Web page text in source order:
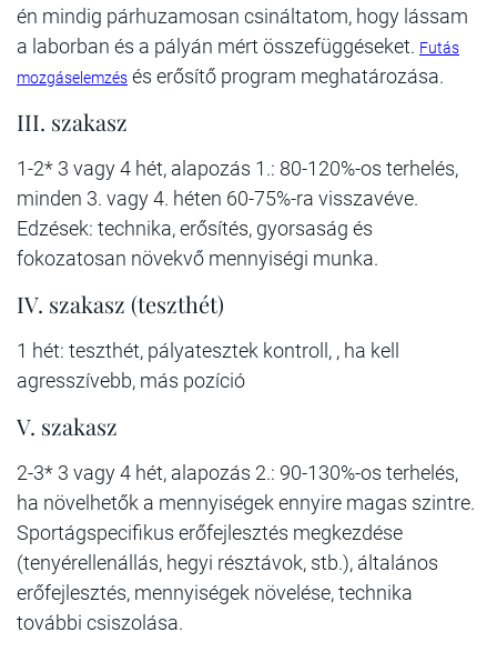
én mindig párhuzamosan csináltatom, hogy lássam
a laborban és a pályán mért összefüggéseket. Futás
mozgáselemzés és erősítő program meghatározása.
III. szakasz
1-2* 3 vagy 4 hét, alapozás 1.: 80-120%-os terhelés,
minden 3. vagy 4. héten 60-75%-ra visszavéve.
Edzések: technika, erősítés, gyorsaság és
fokozatosan növekvő mennyiségi munka.
IV. szakasz (teszthét)
1 hét: teszthét, pályatesztek kontroll, , ha kell
agresszívebb, más pozíció
V. szakasz
2-3* 3 vagy 4 hét, alapozás 2.: 90-130%-os terhelés,
ha növelhetők a mennyiségek ennyire magas szintre.
Sportágspecifikus erőfejlesztés megkezdése
(tenyérellenállás, hegyi résztávok, stb.), általános
erőfejlesztés, mennyiségek növelése, technika
további csiszolása.